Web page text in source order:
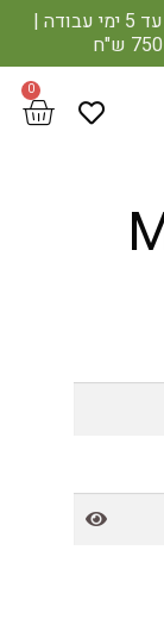
משלוח חינם ברכישה מעל 400 ₪ | אספקה עד 5 ימי עבודה |